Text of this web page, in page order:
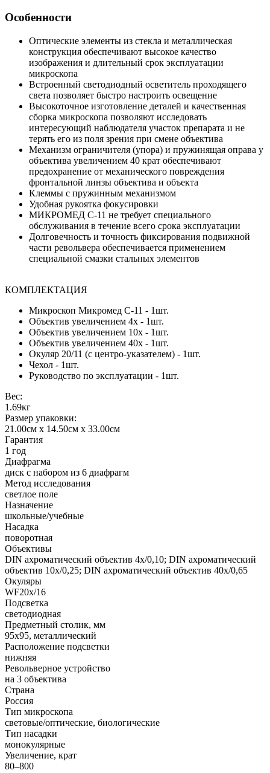
Особенности
Оптические элементы из стекла и металлическая
конструкция обеспечивают высокое качество
изображения и длительный срок эксплуатации
микроскопа
Встроенный светодиодный осветитель проходящего
света позволяет быстро настроить освещение
Высокоточное изготовление деталей и качественная
сборка микроскопа позволяют исследовать
интересующий наблюдателя участок препарата и не
терять его из поля зрения при смене объектива
Механизм ограничителя (упора) и пружинящая оправа у
объектива увеличением 40 крат обеспечивают
предохранение от механического повреждения
фронтальной линзы объектива и объекта
Клеммы с пружинным механизмом
Удобная рукоятка фокусировки
МИКРОМЕД С-11 не требует специального
обслуживания в течение всего срока эксплуатации
Долговечность и точность фиксирования подвижной
части револьвера обеспечивается применением
специальной смазки стальных элементов
КОМПЛЕКТАЦИЯ
Микроскоп Микромед С-11 - 1шт.
Объектив увеличением 4х - 1шт.
Объектив увеличением 10х - 1шт.
Объектив увеличением 40х - 1шт.
Окуляр 20/11 (с центро-указателем) - 1шт.
Чехол - 1шт.
Руководство по эксплуатации - 1шт.
Вес:
1.69кг
Размер упаковки:
21.00см x 14.50см x 33.00см
Гарантия
1 год
Диафрагма
диск с набором из 6 диафрагм
Метод исследования
светлое поле
Назначение
школьные/учебные
Насадка
поворотная
Объективы
DIN ахроматический объектив 4х/0,10; DIN ахроматический
объектив 10х/0,25; DIN ахроматический объектив 40х/0,65
Окуляры
WF20х/16
Подсветка
светодиодная
Предметный столик, мм
95x95, металлический
Расположение подсветки
нижняя
Револьверное устройство
на 3 объектива
Страна
Россия
Тип микроскопа
световые/оптические, биологические
Тип насадки
монокулярные
Увеличение, крат
80–800